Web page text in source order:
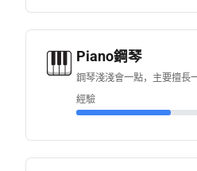
Piano鋼琴
鋼琴淺淺會一點，主要擅長
經驗